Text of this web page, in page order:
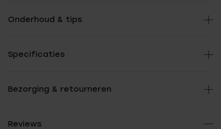
Onderhoud & tips
Specificaties
Bezorging & retourneren
Reviews